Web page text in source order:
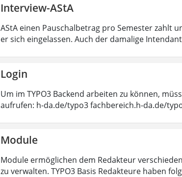
Interview-AStA
AStA einen Pauschalbetrag pro Semester zahlt
er sich eingelassen. Auch der damalige
Login
Um im TYPO3 Backend arbeiten zu können,
aufrufen: h-da.de/typo3 fachbereich.h-da.de/
Module
Module ermöglichen dem Redakteur
zu verwalten. TYPO3 Basis Redakteure haben